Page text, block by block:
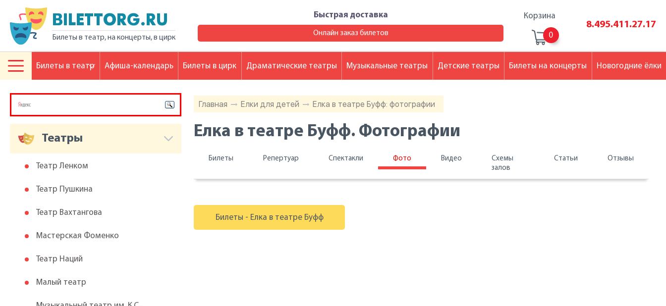
BILETTORG.RU
Билеты в театр, на концерты, в цирк
Быстрая доставка
Онлайн заказ билетов
Корзина
0
8.495.411.27.17
Главная Елки для детей Елка в театре Буфф: фотографии
Елка в театре Буфф. Фотографии
Билеты Репертуар Спектакли Фото Видео
Схемы
залов
Статьи Отзывы
Билеты - Елка в театре Буфф
Театры
Театр Ленком
Театр Пушкина
Театр Вахтангова
Мастерская Фоменко
Театр Наций
Малый театр
Билеты в театр Афиша-календарь Билеты в цирк Драматические театры Музыкальные театры Детские театры Билеты на концерты Новогодние ёлки